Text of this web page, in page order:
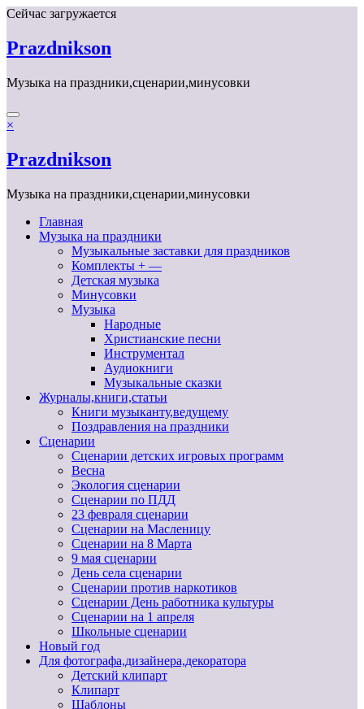
Перейти
содержимому
Сейчас загружается
Prazdnikson
Музыка на праздники,сценарии,минусовки
×
Prazdnikson
Музыка на праздники,сценарии,минусовки
Главная
Музыка на праздники
Музыкальные заставки для праздников
Комплекты + —
Детская музыка
Минусовки
Музыка
Народные
Христианские песни
Инструментал
Аудиокниги
Музыкальные сказки
Журналы,книги,статьи
Книги музыканту,ведущему
Поздравления на праздники
Сценарии
Сценарии детских игровых программ
Весна
Экология сценарии
Сценарии по ПДД
23 февраля сценарии
Сценарии на Масленицу
Сценарии на 8 Марта
9 мая сценарии
День села сценарии
Сценарии против наркотиков
Сценарии День работника культуры
Сценарии на 1 апреля
Школьные сценарии
Новый год
Для фотографа,дизайнера,декоратора
Детский клипарт
Клипарт
Шаблоны